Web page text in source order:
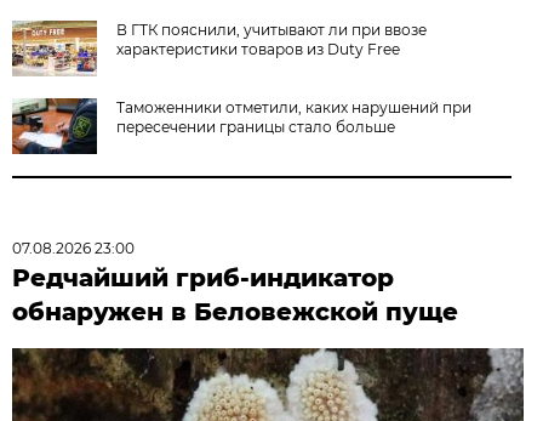
В ГТК пояснили, учитывают ли при ввозе
характеристики товаров из Duty Free
Таможенники отметили, каких нарушений при
пересечении границы стало больше
07.08.2026 23:00
Редчайший гриб-индикатор
обнаружен в Беловежской пуще